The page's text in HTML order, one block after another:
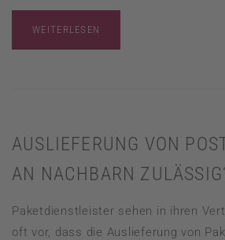
WEITERLESEN
AUSLIEFERUNG VON
AN NACHBARN
Paketdienstleister sehen in ihren
oft vor, dass die Auslieferung von